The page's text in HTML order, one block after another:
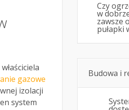
gazowe
izolacji
system
Czy
w
zawsze
pułapki
Budowa i